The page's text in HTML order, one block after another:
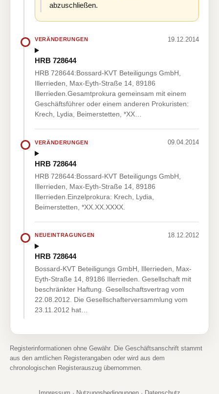
abzuschließen.
VERÄNDERUNGEN 19.12.2014
HRB 728644
HRB 728644:Bossard-KVT Beteiligungs GmbH,
Illerrieden, Max-Eyth-Straße 14, 89186
Illerrieden.Gesamtprokura gemeinsam mit einem
Geschäftsführer oder einem anderen Prokuristen:
Krech, Lydia, Beimerstetten, *XX…
VERÄNDERUNGEN 09.04.2014
HRB 728644
HRB 728644:Bossard-KVT Beteiligungs GmbH,
Illerrieden, Max-Eyth-Straße 14, 89186
Illerrieden.Einzelprokura: Krech, Lydia,
Beimerstetten, *XX.XX.XXXX.
NEUEINTRAGUNGEN 18.12.2012
HRB 728644
Bossard-KVT Beteiligungs GmbH, Illerrieden, Max-
Eyth-Straße 14, 89186 Illerrieden. Gesellschaft mit
beschränkter Haftung. Gesellschaftsvertrag vom
22.08.2012. Die Gesellschafterversammlung vom
23.11.2012 hat…
Registerinformationen ohne Gewähr. Die Geschäftsanschrift stammt
aus den amtlichen Registerangaben oder wird aus dem
chronologischen Registerauszug übernommen.